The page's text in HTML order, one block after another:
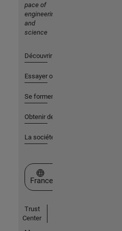
pace of
engineering
and
science
Découvrir les produits
Essayer ou acheter
Se former
Obtenir de l'aide
La société
Sélectionner un site web
France
Trust
Center